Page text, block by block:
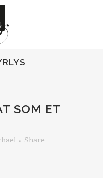
SOM ET
Share